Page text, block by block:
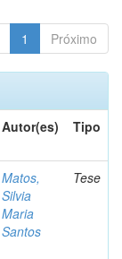
1 Próximo
Autor(es) Tipo
Matos,
Silvia
Maria
Santos
Tese